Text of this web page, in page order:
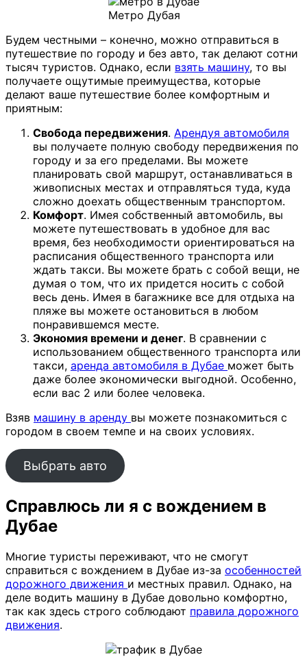
Метро Дубая
Будем честными – конечно, можно отправиться в
путешествие по городу и без авто, так делают сотни
тысяч туристов. Однако, если взять машину, то вы
получаете ощутимые преимущества, которые
делают ваше путешествие более комфортным и
приятным:
Свобода передвижения. Арендуя автомобиля
вы получаете полную свободу передвижения по
городу и за его пределами. Вы можете
планировать свой маршрут, останавливаться в
живописных местах и отправляться туда, куда
сложно доехать общественным транспортом.
Комфорт. Имея собственный автомобиль, вы
можете путешествовать в удобное для вас
время, без необходимости ориентироваться на
расписания общественного транспорта или
ждать такси. Вы можете брать с собой вещи, не
думая о том, что их придется носить с собой
весь день. Имея в багажнике все для отдыха на
пляже вы можете остановиться в любом
понравившемся месте.
Экономия времени и денег. В сравнении с
использованием общественного транспорта или
такси, аренда автомобиля в Дубае может быть
даже более экономически выгодной. Особенно,
если вас 2 или более человека.
Взяв машину в аренду вы можете познакомиться с
городом в своем темпе и на своих условиях.
Выбрать авто
Справлюсь ли я с вождением в
Дубае
Многие туристы переживают, что не смогут
справиться с вождением в Дубае из-за особенностей
дорожного движения и местных правил. Однако, на
деле водить машину в Дубае довольно комфортно,
так как здесь строго соблюдают правила дорожного
движения.